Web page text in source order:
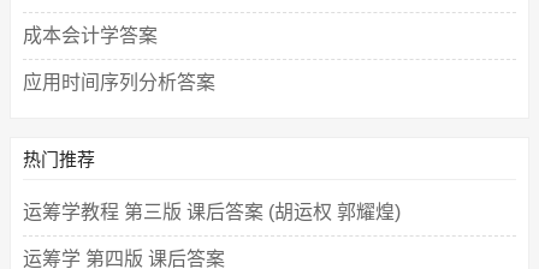
成本会计学答案
应用时间序列分析答案
热门推荐
运筹学教程 第三版 课后答案 (胡运权 郭耀煌)
运筹学 第四版 课后答案